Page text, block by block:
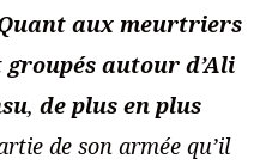
aux meurtriers
groupés autour d’Ali
, de plus en plus
de son armée qu’il